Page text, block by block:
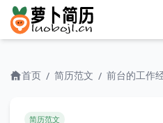
首页 / 简历范文 / 前台的工作
简历范文